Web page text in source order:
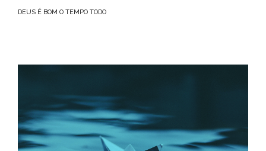
DEUS É BOM O TEMPO TODO